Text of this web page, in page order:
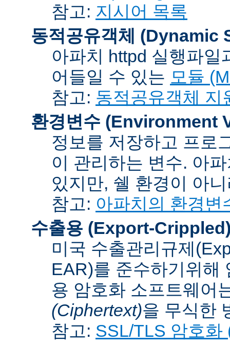
참고: 지시어 목록
동적공유객체 (Dynamic
아파치 httpd 실행파일
어들일 수 있는 모듈
참고: 동적공유객체 지
환경변수 (Environment
정보를 저장하고 프로
이 관리하는 변수. 아
있지만, 쉘 환경이 아
참고: 아파치의 환경변
수출용 (Export-
미국 수출관리규제
EAR)를 준수하기위해
용 암호화 소프트웨어
(Ciphertext)을 무식한
참고: SSL/TLS 암호화